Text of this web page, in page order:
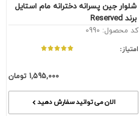
شلوار جین پسرانه دخترانه مام استایل
برند Reserved
کد محصول: 0990
امتیاز:
1,595,000 تومان
الان می توانید سفارش دهید